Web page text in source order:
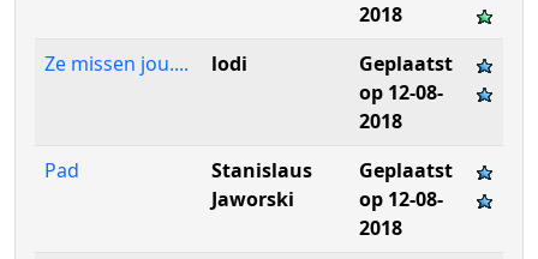
2018
Ze missen jou....
lodi
Geplaatst
op 12-08-
2018
Pad
Stanislaus
Jaworski
Geplaatst
op 12-08-
2018